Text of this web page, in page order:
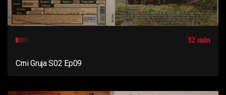
32 min
Crni Gruja S02 Ep09